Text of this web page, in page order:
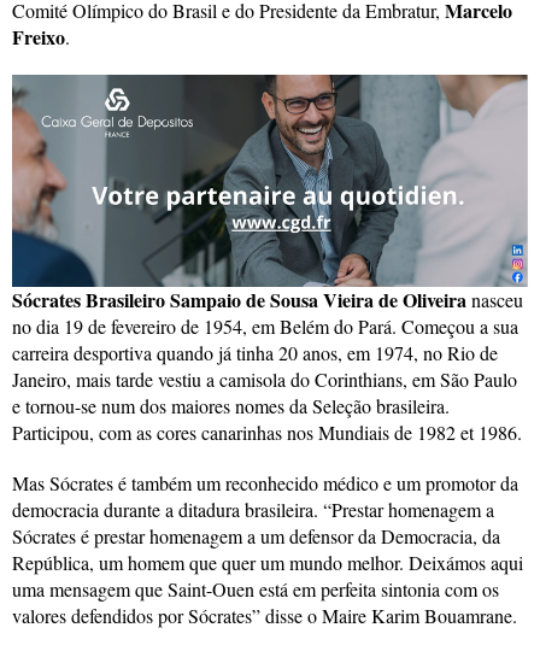
Comité Olímpico do Brasil e do Presidente da Embratur, Marcelo
Freixo.
Sócrates Brasileiro Sampaio de Sousa Vieira de Oliveiranasceu
no dia 19 de fevereiro de 1954, em Belém do Pará. Começou a sua
carreira desportiva quando já tinha 20 anos, em 1974, no Rio de
Janeiro, mais tarde vestiu a camisola do Corinthians, em São Paulo
e tornou-se num dos maiores nomes da Seleção brasileira.
Participou, com as cores canarinhas nos Mundiais de 1982 et 1986.
Mas Sócrates é também um reconhecido médico e um promotor da
democracia durante a ditadura brasileira. “Prestar homenagem a
Sócrates é prestar homenagem a um defensor da Democracia, da
República, um homem que quer um mundo melhor. Deixámos aqui
uma mensagem que Saint-Ouen está em perfeita sintonia com os
valores defendidos por Sócrates” disse o Maire Karim Bouamrane.